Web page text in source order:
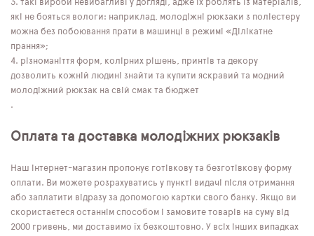
такі вироби невибагливі у догляді, адже їх роблять із матеріалів,
які не бояться вологи: наприклад, молодіжні рюкзаки з поліестеру
можна без побоювання прати в машинці в режимі «Ділікатне
прання»;
різноманіття форм, колірних рішень, принтів та декору
дозволить кожній людині знайти та купити яскравий та модний
молодіжний рюкзак на свій смак та бюджет
.
Оплата та доставка молодіжних рюкзаків
Наш інтернет-магазин пропонує готівкову та безготівкову форму
оплати. Ви можете розрахуватись у пункті видачі після отримання
або заплатити відразу за допомогою картки свого банку. Якщо ви
скористаєтеся останнім способом і замовите товарів на суму від
2000 гривень, ми доставимо їх безкоштовно. У всіх інших випадках